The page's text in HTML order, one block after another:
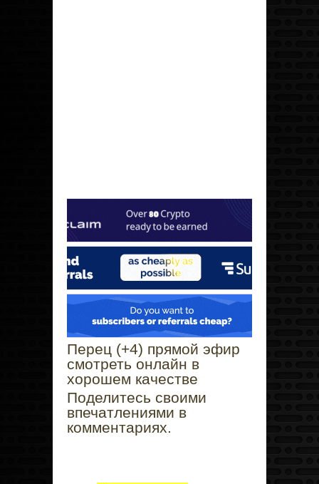
Перец (+4) прямой эфир
смотреть онлайн в
хорошем качестве
Поделитесь своими
впечатлениями в
комментариях.